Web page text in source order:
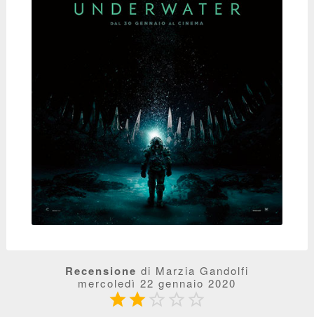
Recensione di Marzia Gandolfi
mercoledì 22 gennaio 2020
   